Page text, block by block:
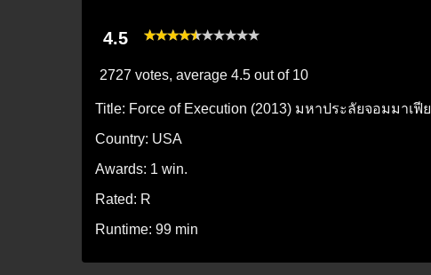
4.5
2727 votes, average 4.5 out of 10
Title: Force of Execution (2013) มหาประลัยจอมมาเฟีย
Country: USA
Awards: 1 win.
Rated: R
Runtime: 99 min